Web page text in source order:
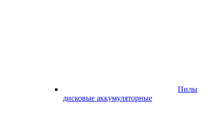
Пилы
дисковые аккумуляторные